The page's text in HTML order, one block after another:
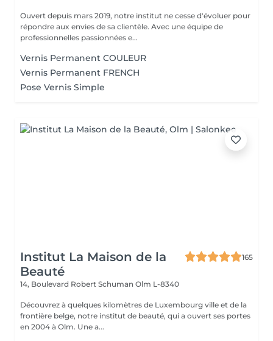
Ouvert depuis mars 2019, notre institut ne cesse d'évoluer pour
répondre aux envies de sa clientèle. Avec une équipe de
professionnelles passionnées e...
Vernis Permanent COULEUR
Vernis Permanent FRENCH
Pose Vernis Simple
Institut La Maison de la
Beauté
165
14, Boulevard Robert Schuman Olm L-8340
Découvrez à quelques kilomètres de Luxembourg ville et de la
frontière belge, notre institut de beauté, qui a ouvert ses portes
en 2004 à Olm. Une a...